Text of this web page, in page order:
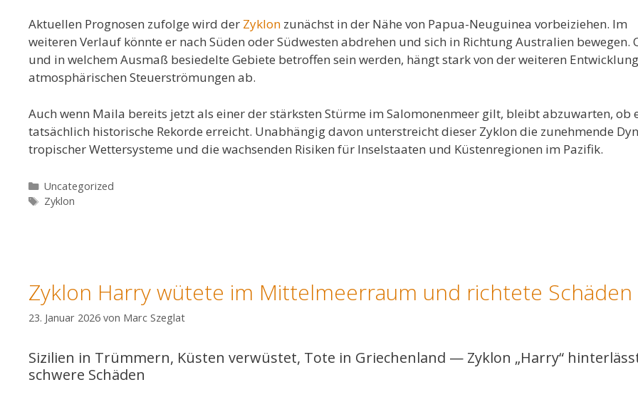
Aktuellen Prognosen zufolge wird der Zyklon zunächst in der Nähe von Papua-Neuguinea vorbeiziehen. Im
weiteren Verlauf könnte er nach Süden oder Südwesten abdrehen und sich in Richtung Australien bewegen.
und in welchem Ausmaß besiedelte Gebiete betroffen sein werden, hängt stark von der weiteren
atmosphärischen Steuerströmungen ab.
Auch wenn Maila bereits jetzt als einer der stärksten Stürme im Salomonenmeer gilt, bleibt abzuwarten, ob
tatsächlich historische Rekorde erreicht. Unabhängig davon unterstreicht dieser Zyklon die zunehmende
tropischer Wettersysteme und die wachsenden Risiken für Inselstaaten und Küstenregionen im Pazifik.
Kategorien
Uncategorized
Schlagwörter
Zyklon
Zyklon Harry wütete im Mittelmeerraum und richtete Schäden
23. Januar 2026 von Marc Szeglat
Sizilien in Trümmern, Küsten verwüstet, Tote in Griechenland — Zyklon „Harry“
schwere Schäden